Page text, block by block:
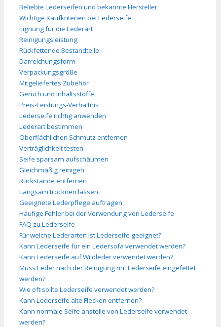
Beliebte Lederseifen und bekannte Hersteller
Wichtige Kaufkriterien bei Lederseife
Eignung für die Lederart
Reinigungsleistung
Rückfettende Bestandteile
Darreichungsform
Verpackungsgröße
Mitgeliefertes Zubehör
Geruch und Inhaltsstoffe
Preis-Leistungs-Verhältnis
Lederseife richtig anwenden
Lederart bestimmen
Oberflächlichen Schmutz entfernen
Verträglichkeit testen
Seife sparsam aufschäumen
Gleichmäßig reinigen
Rückstände entfernen
Langsam trocknen lassen
Geeignete Lederpflege auftragen
Häufige Fehler bei der Verwendung von Lederseife
FAQ zu Lederseife
Für welche Lederarten ist Lederseife geeignet?
Kann Lederseife für ein Ledersofa verwendet werden?
Kann Lederseife auf Wildleder verwendet werden?
Muss Leder nach der Reinigung mit Lederseife eingefettet
werden?
Wie oft sollte Lederseife verwendet werden?
Kann Lederseife alte Flecken entfernen?
Kann normale Seife anstelle von Lederseife verwendet
werden?